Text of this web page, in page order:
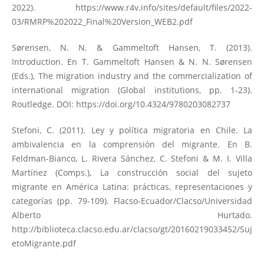
2022). https://www.r4v.info/sites/default/files/2022-
03/RMRP%202022_Final%20Version_WEB2.pdf
Sørensen, N. N. & Gammeltoft Hansen, T. (2013).
Introduction. En T. Gammeltoft Hansen & N. N. Sørensen
(Eds.), The migration industry and the commercialization of
international migration (Global institutions, pp. 1-23).
Routledge. DOI: https://doi.org/10.4324/9780203082737
Stefoni, C. (2011). Ley y política migratoria en Chile. La
ambivalencia en la comprensión del migrante. En B.
Feldman-Bianco, L. Rivera Sánchez, C. Stefoni & M. I. Villa
Martínez (Comps.), La construcción social del sujeto
migrante en América Latina: prácticas, representaciones y
categorías (pp. 79-109). Flacso-Ecuador/Clacso/Universidad
Alberto Hurtado.
http://biblioteca.clacso.edu.ar/clacso/gt/20160219033452/Suj
etoMigrante.pdf